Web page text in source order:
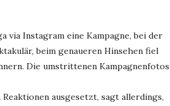
via Instagram eine Kampagne, bei der
beim genaueren Hinsehen fiel
Die umstrittenen Kampagnenfotos
ausgesetzt, sagt allerdings,